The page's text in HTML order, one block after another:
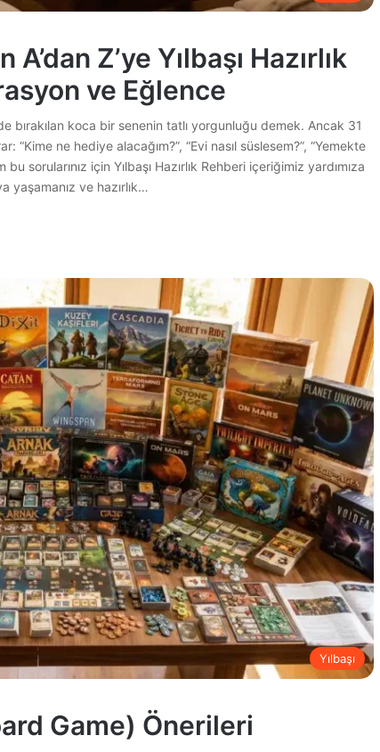
Z’ye Yılbaşı Hazırlık
ve Eğlence
bırakılan koca bir senenin tatlı yorgunluğu demek. Ancak 31
“Kime ne hediye alacağım?”, “Evi nasıl süslesem?”, “Yemekte
sorularınız için Yılbaşı Hazırlık Rehberi içeriğimiz yardımıza
yaşamanız ve hazırlık…
Yılbaşı
Game) Önerileri